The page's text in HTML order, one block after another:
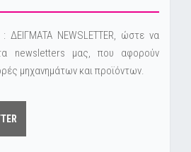
ΔΕΙΓΜΑΤΑ NEWSLETTER, ώστε να
newsletters μας, που αφορούν
μηχανημάτων και προϊόντων.